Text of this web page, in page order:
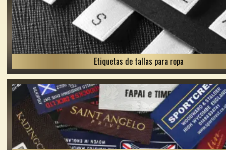
Etiquetas de tallas para ropa